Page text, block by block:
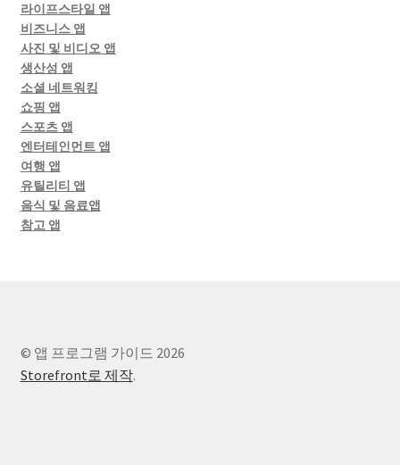
라이프스타일 앱
비즈니스 앱
사진 및 비디오 앱
생산성 앱
소셜 네트워킹
쇼핑 앱
스포츠 앱
엔터테인먼트 앱
여행 앱
유틸리티 앱
음식 및 음료앱
참고 앱
© 앱 프로그램 가이드 2026
Storefront로 제작.